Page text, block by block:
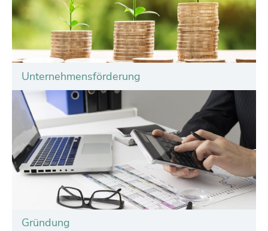
Unternehmensförderung
Gründung